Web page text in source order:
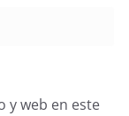
y web en este